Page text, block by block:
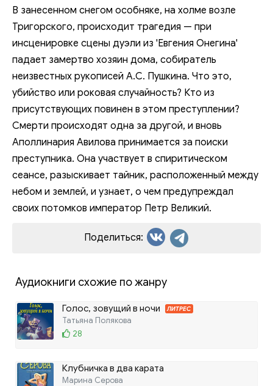
В занесенном снегом особняке, на холме возле
Тригорского, происходит трагедия — при
инсценировке сцены дуэли из 'Евгения Онегина'
падает замертво хозяин дома, собиратель
неизвестных рукописей А.С. Пушкина. Что это,
убийство или роковая случайность? Кто из
присутствующих повинен в этом преступлении?
Смерти происходят одна за другой, и вновь
Аполлинария Авилова принимается за поиски
преступника. Она участвует в спиритическом
сеансе, разыскивает тайник, расположенный между
небом и землей, и узнает, о чем предупреждал
своих потомков император Петр Великий.
Поделиться:
Аудиокниги схожие по жанру
Голос, зовущий в ночи ЛИТРЕС
Татьяна Полякова
28
Клубничка в два карата
Марина Серова